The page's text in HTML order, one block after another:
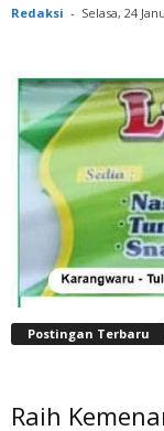
Redaksi - Selasa, 24
Postingan Terbaru
Raih